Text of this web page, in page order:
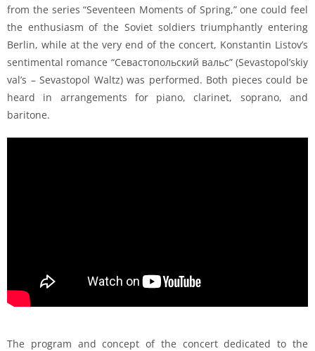
from the series “Seventeen Moments of Spring,” one could feel
the enthusiasm of the Soviet soldiers triumphantly entering
Berlin, while at the very end of the concert, Konstantin Listov’s
sentimental romance “Севастопольский вальс” (Sevastopol’skiy
val’s – Sevastopol Waltz) was performed. Both pieces could be
heard in arrangements for piano, clarinet, soprano, and
baritone.
The program and concept of the concert dedicated to the